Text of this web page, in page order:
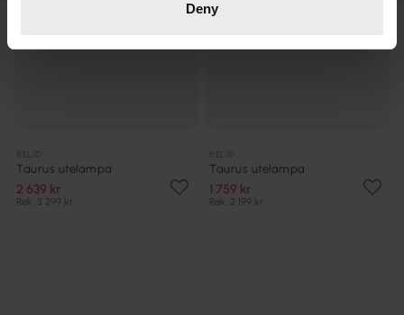
Deny
Taurus utelampa
2 639 kr
Rek. 3 299 kr
Taurus utelampa
1 759 kr
Rek. 2 199 kr